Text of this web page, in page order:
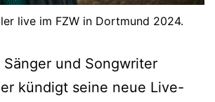
live im FZW in Dortmund 2024.
Sänger und Songwriter
kündigt seine neue Live-